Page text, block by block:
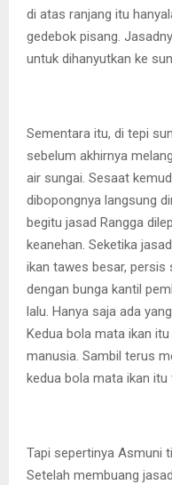
di atas ranjang itu
gedebok pisang.
untuk dihanyutkan ke
Sementara itu, di tepi
sebelum akhirnya
air sungai. Sesaat
dibopongnya langsung
begitu jasad Rangga
keanehan. Seketika
ikan tawes besar, persis
dengan bunga kantil
lalu. Hanya saja ada
Kedua bola mata ikan
manusia. Sambil terus
kedua bola mata ikan
Tapi sepertinya Asmuni
Setelah membuang